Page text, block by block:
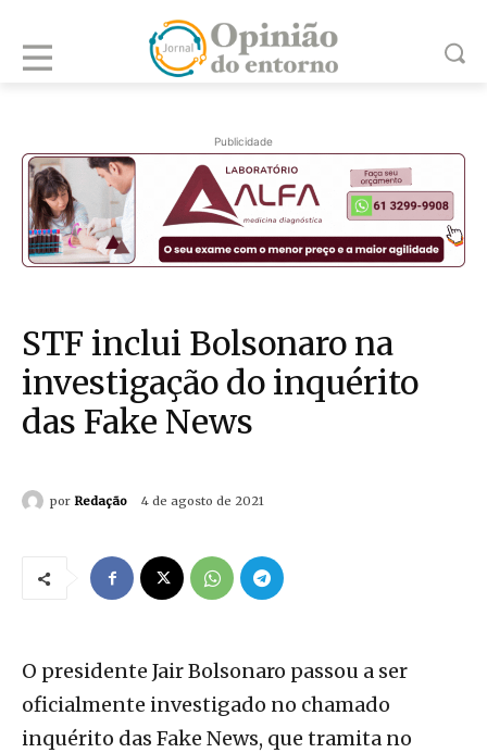
Publicidade
STF inclui Bolsonaro na
investigação do inquérito
das Fake News
por Redação 4 de agosto de 2021
O presidente Jair Bolsonaro passou a ser
oficialmente investigado no chamado
inquérito das Fake News, que tramita no